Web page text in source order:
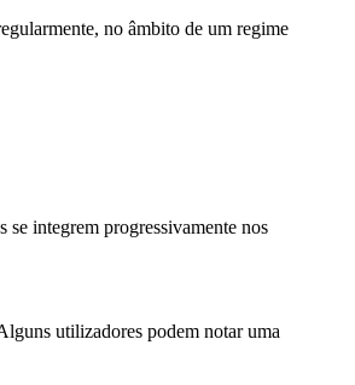
no âmbito de um regime
integrem progressivamente nos
utilizadores podem notar uma